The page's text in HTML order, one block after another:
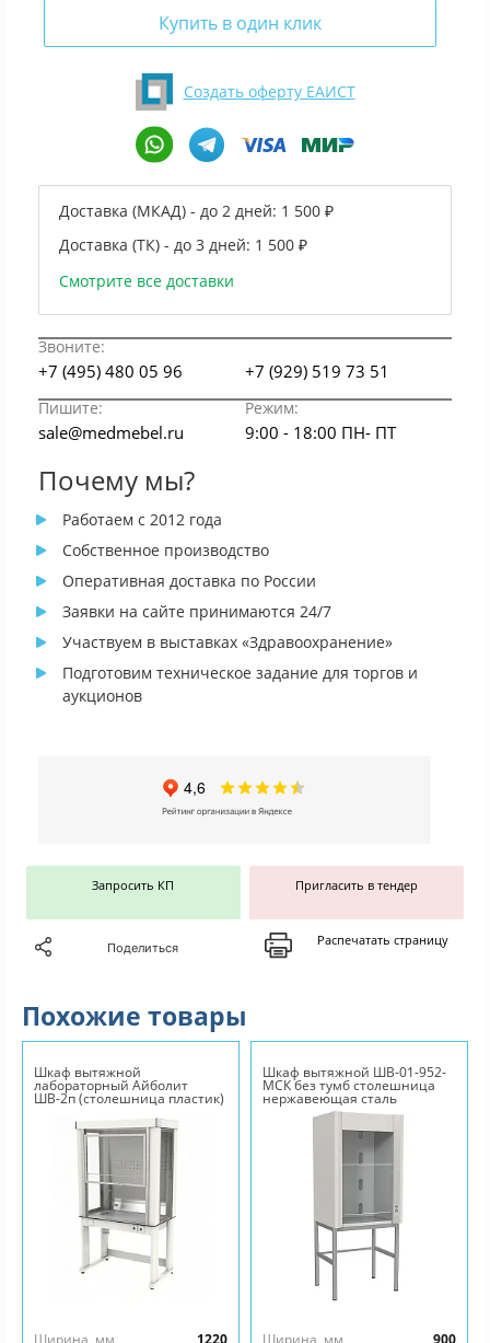
Купить в один клик
Создать оферту ЕАИСТ
Доставка (МКАД) - до 2 дней: 1 500 ₽
Доставка (ТК) - до 3 дней: 1 500 ₽
Смотрите все доставки
Звоните:
+7 (495) 480 05 96 +7 (929) 519 73 51
Пишите: Режим:
sale@medmebel.ru 9:00 - 18:00 ПН- ПТ
Почему мы?
Работаем с 2012 года
Собственное производство
Оперативная доставка по России
Заявки на сайте принимаются 24/7
Участвуем в выставках «Здравоохранение»
Подготовим техническое задание для торгов и
аукционов
Запросить КП Пригласить в тендер
Поделиться Распечатать страницу
Похожие товары
Шкаф вытяжной
лабораторный Айболит
ШВ-2п (столешница пластик)
Шкаф вытяжной ШВ-01-952-
МСК без тумб столешница
нержавеющая сталь